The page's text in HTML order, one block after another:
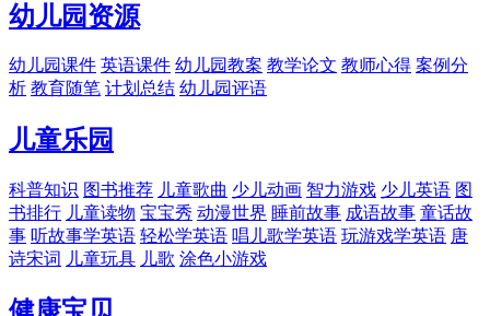
幼儿园资源
幼儿园课件 英语课件 幼儿园教案 教学论文 教师心得 案例分
析 教育随笔 计划总结 幼儿园评语
儿童乐园
科普知识 图书推荐 儿童歌曲 少儿动画 智力游戏 少儿英语 图
书排行 儿童读物 宝宝秀 动漫世界 睡前故事 成语故事 童话故
事 听故事学英语 轻松学英语 唱儿歌学英语 玩游戏学英语 唐
诗宋词 儿童玩具 儿歌 涂色小游戏